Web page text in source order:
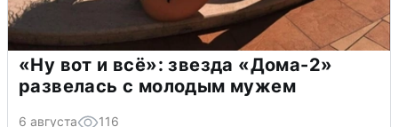
«Ну вот и всё»: звезда «Дома-2»
развелась с молодым мужем
6 августа 116